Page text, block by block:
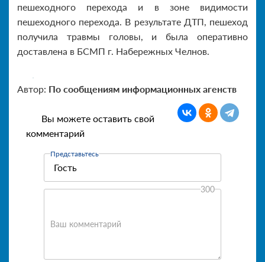
пешеходного перехода и в зоне видимости
пешеходного перехода. В результате ДТП, пешеход
получила травмы головы, и была оперативно
доставлена в БСМП г. Набережных Челнов.
Автор: По сообщениям информационных агенств
Вы можете оставить свой
комментарий
Представьтесь
Ваш комментарий
300